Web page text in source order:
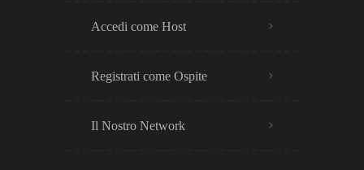
Accedi come Host
Registrati come Ospite
Il Nostro Network